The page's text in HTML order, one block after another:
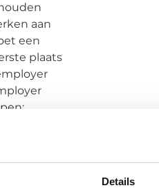
Details
aan
een
plaats
met